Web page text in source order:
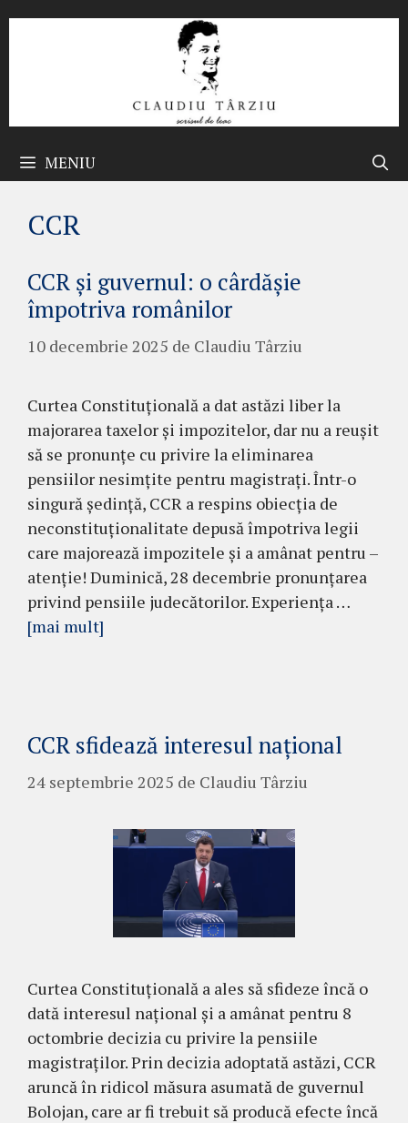
MENIU
CCR
CCR și guvernul: o cârdășie
împotriva românilor
10 decembrie 2025 de Claudiu Târziu
Curtea Constituțională a dat astăzi liber la
majorarea taxelor și impozitelor, dar nu a reușit
să se pronunțe cu privire la eliminarea
pensiilor nesimțite pentru magistrați. Într-o
singură ședință, CCR a respins obiecția de
neconstituționalitate depusă împotriva legii
care majorează impozitele și a amânat pentru –
atenție! Duminică, 28 decembrie pronunțarea
privind pensiile judecătorilor. Experiența …
[mai mult]
CCR sfidează interesul național
24 septembrie 2025 de Claudiu Târziu
Curtea Constituțională a ales să sfideze încă o
dată interesul național și a amânat pentru 8
octombrie decizia cu privire la pensiile
magistraților. Prin decizia adoptată astăzi, CCR
aruncă în ridicol măsura asumată de guvernul
Bolojan, care ar fi trebuit să producă efecte încă